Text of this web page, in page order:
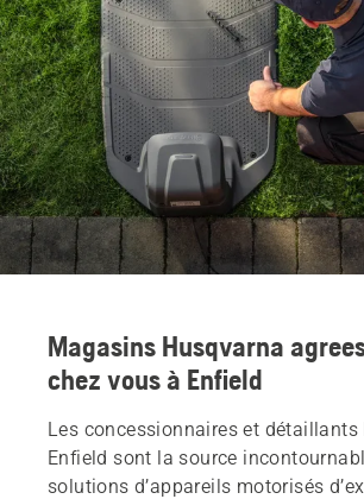
Magasins Husqvarna
chez vous à Enfield
Les concessionnaires et détaillants
Enfield sont la source
solutions d’appareils motorisés